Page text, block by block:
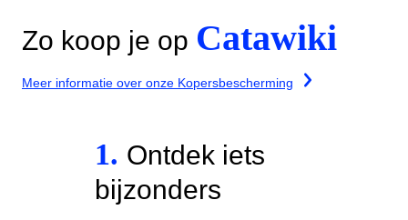
Zo koop je op Catawiki
Meer informatie over onze Kopersbescherming
1. Ontdek iets
bijzonders